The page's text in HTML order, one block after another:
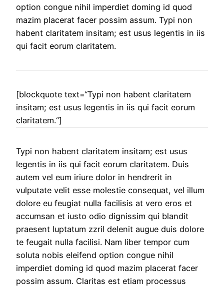
option congue nihil imperdiet doming id quod
mazim placerat facer possim assum. Typi non
habent claritatem insitam; est usus legentis in iis
qui facit eorum claritatem.
[blockquote text=“Typi non habent claritatem
insitam; est usus legentis in iis qui facit eorum
claritatem.“]
Typi non habent claritatem insitam; est usus
legentis in iis qui facit eorum claritatem. Duis
autem vel eum iriure dolor in hendrerit in
vulputate velit esse molestie consequat, vel illum
dolore eu feugiat nulla facilisis at vero eros et
accumsan et iusto odio dignissim qui blandit
praesent luptatum zzril delenit augue duis dolore
te feugait nulla facilisi. Nam liber tempor cum
soluta nobis eleifend option congue nihil
imperdiet doming id quod mazim placerat facer
possim assum. Claritas est etiam processus